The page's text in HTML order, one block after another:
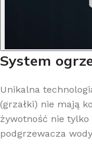
System
Unikalna
(grzałki) nie mają
żywotność nie
podgrzewacza